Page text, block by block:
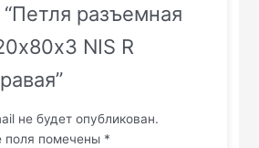
разъемная
NIS R
не будет опубликован.
поля помечены *